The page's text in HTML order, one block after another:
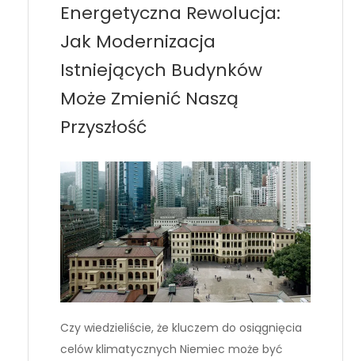
Energetyczna Rewolucja:
Jak Modernizacja
Istniejących Budynków
Może Zmienić Naszą
Przyszłość
Czy wiedzieliście, że kluczem do osiągnięcia
celów klimatycznych Niemiec może być